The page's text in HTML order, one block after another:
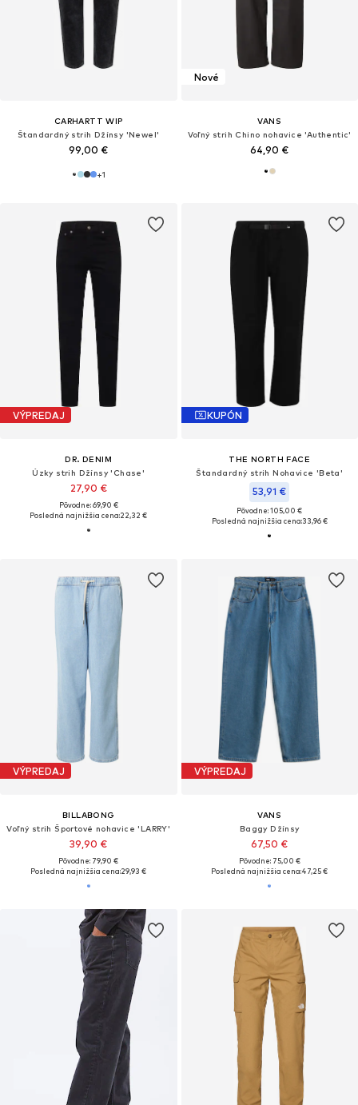
CARHARTT WIP
Štandardný strih Džínsy 'Newel'
99,00 €
+1
Nové
VANS
Voľný strih Chino nohavice 'Authentic'
64,90 €
VÝPREDAJ
DR. DENIM
Úzky strih Džínsy 'Chase'
27,90 €
Pôvodne: 69,90 €
Posledná najnižšia cena:22,32 €
KUPÓN
THE NORTH FACE
Štandardný strih Nohavice 'Beta'
53,91 €
Pôvodne: 105,00 €
Posledná najnižšia cena:33,96 €
VÝPREDAJ
BILLABONG
Voľný strih Športové nohavice 'LARRY'
39,90 €
Pôvodne: 79,90 €
Posledná najnižšia cena:29,93 €
VÝPREDAJ
VANS
Baggy Džínsy
67,50 €
Pôvodne: 75,00 €
Posledná najnižšia cena:47,25 €